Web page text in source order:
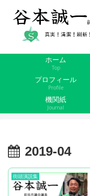
ホーム
Top
プロフィール
Profile
機関紙
Journal
2019-04
街頭演説集